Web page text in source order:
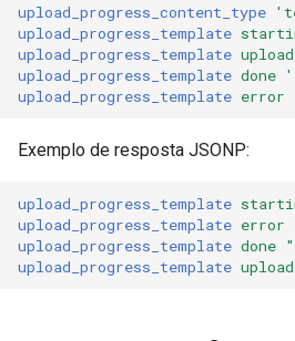
upload_progress_content_type
upload_progress_template
upload_progress_template
upload_progress_template done
upload_progress_template error
Exemplo de resposta JSONP:
upload_progress_template
upload_progress_template error
upload_progress_template done "
upload_progress_template